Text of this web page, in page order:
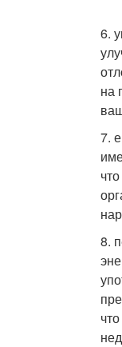
6.
на
7.
8.